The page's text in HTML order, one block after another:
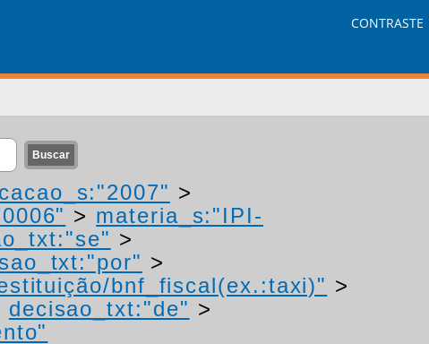
CONTRASTE
>
> materia_s:"IPI-
>
>
bnf_fiscal(ex.:taxi)" >
decisao_txt:"de" >